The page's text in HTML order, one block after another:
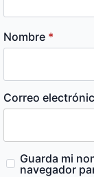
Nombre *
Correo
Guarda mi
navegador